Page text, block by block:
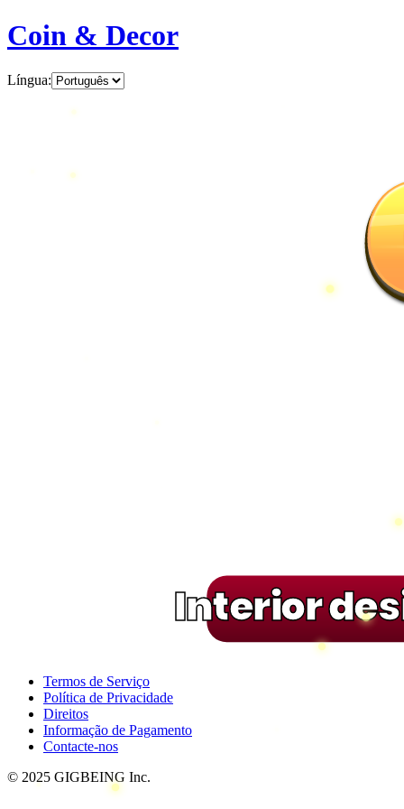
Coin & Decor
Língua:
Interior
Termos de Serviço
Política de Privacidade
Direitos
Informação de Pagamento
Contacte-nos
© 2025 GIGBEING Inc.